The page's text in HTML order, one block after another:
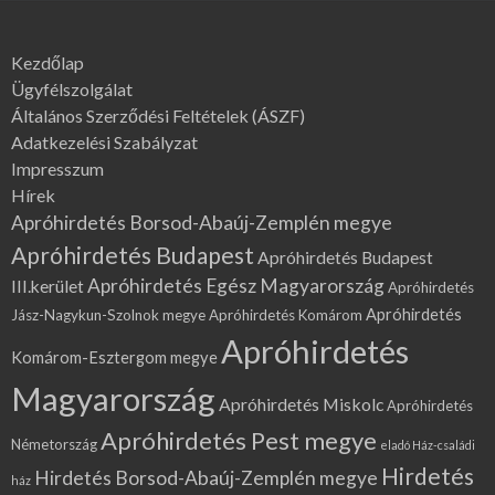
Kezdőlap
Ügyfélszolgálat
Általános Szerződési Feltételek (ÁSZF)
Adatkezelési Szabályzat
Impresszum
Hírek
Apróhirdetés Borsod-Abaúj-Zemplén megye
Apróhirdetés Budapest Apróhirdetés Budapest
III.kerületApróhirdetés Egész MagyarországApróhirdetés
Jász-Nagykun-Szolnok megyeApróhirdetés Komárom Apróhirdetés
Komárom-Esztergom megyeApróhirdetés
Magyarország Apróhirdetés MiskolcApróhirdetés
NémetországApróhirdetés Pest megye eladó Ház-családi
ház Hirdetés Borsod-Abaúj-Zemplén megye Hirdetés